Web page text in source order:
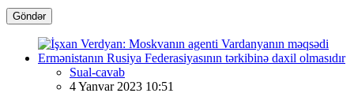
Göndər
Sual-cavab
4 Yanvar 2023 10:51